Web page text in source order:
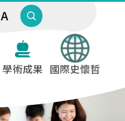
A
學術成果 國際史懷哲